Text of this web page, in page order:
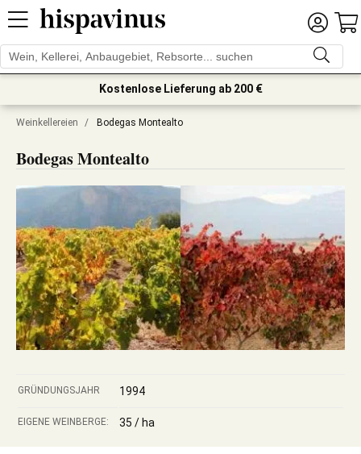
Kostenlose Lieferung ab 200 €
Weinkellereien / Bodegas Montealto
Bodegas Montealto
GRÜNDUNGSJAHR 1994
EIGENE WEINBERGE: 35 / ha